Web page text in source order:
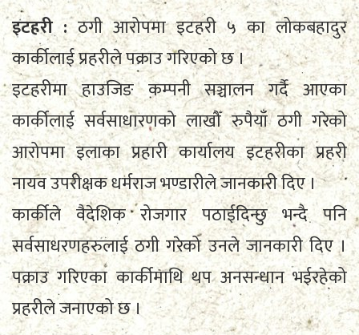
इटहरी :ठगी आरोपमा इटहरी ५ का लोकबहादुर
कार्कीलाई प्रहरीले पक्राउ गरिएको छ ।
इटहरीमा हाउजिङ कम्पनी सञ्चालन गर्दै आएका
कार्कीलाई सर्वसाधारणको लाखौँ रुपैयाँ ठगी गरेको
आरोपमा इलाका प्रहारी कार्यालय इटहरीका प्रहरी
नायव उपरीक्षक धर्मराज भण्डारीले जानकारी दिए ।
कार्कीले वैदेशिक रोजगार पठाईदिन्छु भन्दै पनि
सर्वसाधरणहरुलाई ठगी गरेको उनले जानकारी दिए ।
पक्राउ गरिएका कार्कीमाथि थप अनसन्धान भईरहेको
प्रहरीले जनाएको छ ।